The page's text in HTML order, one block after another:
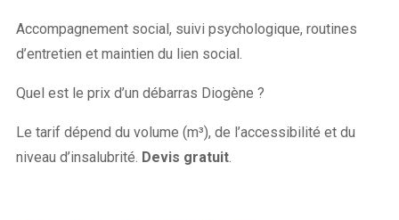
Accompagnement social, suivi psychologique, routines
d’entretien et maintien du lien social.
Quel est le prix d’un débarras Diogène ?
Le tarif dépend du volume (m³), de l’accessibilité et du
niveau d’insalubrité. Devis gratuit